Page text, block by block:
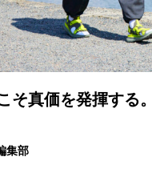
そ真価を発揮する
集部